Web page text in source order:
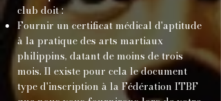
club doit :​
Fournir un certificat médical d'aptitude
à la pratique des arts martiaux
philippins, datant de moins de trois
mois. Il existe pour cela le document
type d'inscription à la Fédération ITBF